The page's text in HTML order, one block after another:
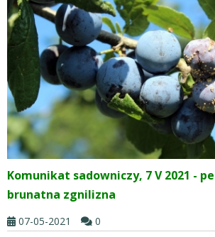
Komunikat sadowniczy, 7 V 2021 -
brunatna zgnilizna
07-05-2021 0